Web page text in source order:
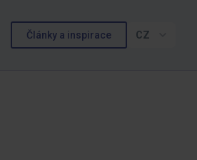
Články a inspirace CZ